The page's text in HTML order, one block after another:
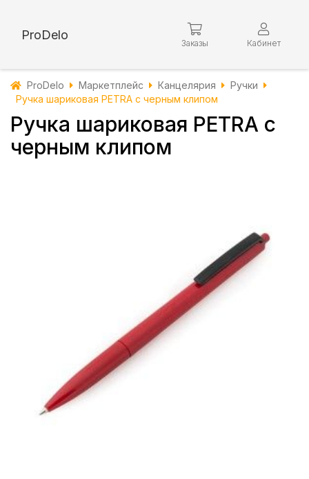
ProDelo
Заказы Кабинет
ProDelo Маркетплейс Канцелярия
Ручки
Ручка шариковая PETRA с черным клипом
Ручка шариковая PETRA с
черным клипом